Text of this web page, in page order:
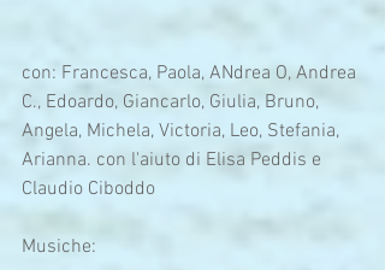
con: Francesca, Paola, ANdrea O, Andrea
C., Edoardo, Giancarlo, Giulia, Bruno,
Angela, Michela, Victoria, Leo, Stefania,
Arianna. con l'aiuto di Elisa Peddis e
Claudio Ciboddo
Musiche: